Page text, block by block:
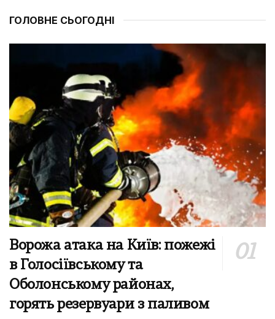
ГОЛОВНЕ СЬОГОДНІ
Ворожа атака на Київ: пожежі
в Голосіївському та
Оболонському районах,
горять резервуари з паливом